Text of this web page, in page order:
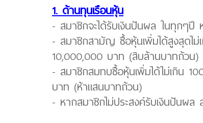
1. ด้านทุนเรือนหุ้น
- สมาชิกจะได้รับเงินปันผล ในทุกๆ
- สมาชิกสามัญ ซื้อหุ้นเพิ่มได้สูงสุดไ
10,000,000 บาท (สิบล้านบาทถ้วน)
- สมาชิกสมทบซื้อหุ้นเพิ่มได้ไม่เกิน
บาท (ห้าแสนบาทถ้วน)
- หากสมาชิกไม่ประสงค์รับเงินปันผล